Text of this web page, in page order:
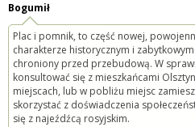
Bogumił
Plac i pomnik, to część nowej,
charakterze historycznym i
chroniony przed przebudową. W
konsultować się z mieszkańcami
miejscach, lub w pobliżu miejsc
skorzystać z doświadczenia
się z najeźdźcą rosyjskim.